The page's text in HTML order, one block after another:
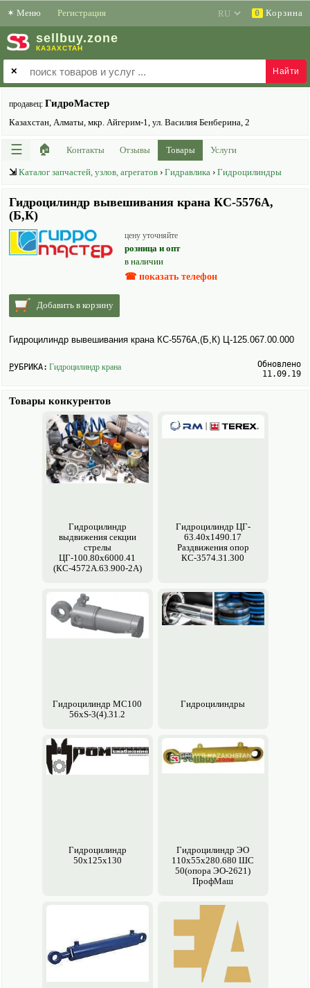
✶ Меню Регистрация 0 Корзина
sell buy.zone
КАЗАХСТАН
✕
продавец: ГидроМастер
Казахстан, Алматы, мкр. Айгерим-1, ул. Василия Бенберина, 2
☰ 🏠 Контакты Отзывы Товары Услуги
⇲ Каталог запчастей, узлов, агрегатов › Гидравлика › Гидроцилиндры
Гидроцилиндр вывешивания крана КС-5576А,
(Б,К)
цену уточняйте
розница и опт
в наличии
☎ показать телефон
Добавить в корзину
Гидроцилиндр вывешивания крана КС-5576А,(Б,К) Ц-125.067.00.000
РУБРИКА: Гидроцилиндр крана
Обновлено
11.09.19
Товары конкурентов
Гидроцилиндр
выдвижения секции
стрелы
ЦГ-100.80х6000.41
(КС-4572А.63.900-2А)
Гидроцилиндр ЦГ-
63.40х1490.17
Раздвижения опор
КС-3574.31.300
Гидроцилиндр МC100
56xS-3(4).31.2
Гидроцилиндры
Гидроцилиндр
50х125х130
Гидроцилиндр ЭО
110х55х280.680 ШС
50(опора ЭО-2621)
ПрофМаш